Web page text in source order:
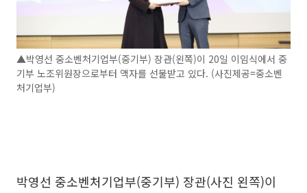
▲박영선 중소벤처기업부(중기부) 장관(왼쪽)이 20일 이임식에서 중
기부 노조위원장으로부터 액자를 선물받고 있다. (사진제공=중소벤
처기업부)
박영선 중소벤처기업부(중기부) 장관(사진 왼쪽)이